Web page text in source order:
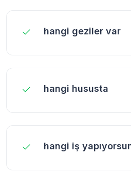
hangi geziler var
hangi hususta
hangi iş